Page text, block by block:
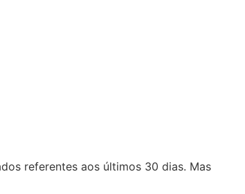
referentes aos últimos 30 dias. Mas